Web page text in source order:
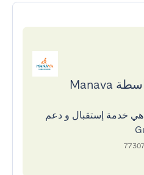
هذه الملكية تدار بواسطة Manava
Manava Conciergerie هي خدمة إستقبال و دعم